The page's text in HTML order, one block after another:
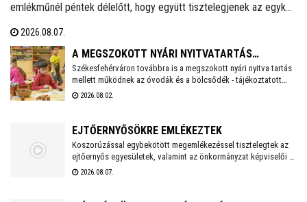
emlékműnél péntek délelőtt, hogy együtt tisztelegjenek az egykori
Veterán Repülők és Ejtőernyősök Fejér Megyei Egyesülete ezzel a
rendezvénnyel őrzi az a második világháború után újjászervezett,
1951-től 1954-ig Székesfehérváron ismertté vált ejtőernyős
alakulat emlékét.
2026.08.07.
A MEGSZOKOTT NYÁRI NYITVATARTÁS
MELLETT MŰKÖDNEK A FEHÉRVÁRI ÓVODÁK ÉS
BÖLCSŐDÉK
Székesfehérváron továbbra is a megszokott nyári nyitva tartás
mellett működnek az óvodák és a bölcsődék - tájékoztatott
közösségi oldalán a város polgármestere. Hétfőtől is tehát a
2026.08.02.
EJTŐERNYŐSÖKRE EMLÉKEZTEK
Koszorúzással egybekötött megemlékezéssel tisztelegtek az
ejtőernyős egyesületek, valamint az önkormányzat képviselői a
Repülős és Ejtőernyős Emlékműnél. A jelenlévők a 62. Önálló
2026.08.07.